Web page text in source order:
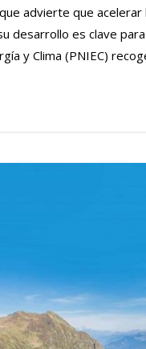
advierte que
desarrollo es clave
y Clima (PNIEC)